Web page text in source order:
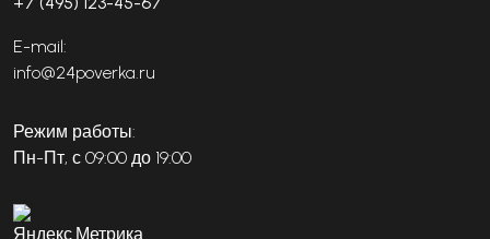
E-mail:
info@24poverka.ru
Режим работы:
Пн-Пт, с 09:00 до 19:00